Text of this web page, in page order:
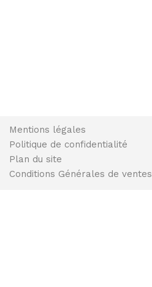
Mentions légales
Politique de confidentialité
Plan du site
Conditions Générales de ventes